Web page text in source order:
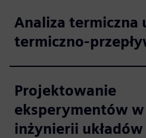
Analiza termiczna
termiczno-
Projektowanie
eksperymentów
inżynierii